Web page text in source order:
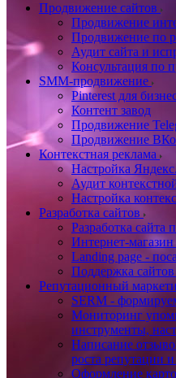
Продвижение сайтов
Продвижение
Продвижение по
Аудит сайта и
Консультация по
SMM-продвижение
Pinterest для
Контент завод
Продвижение
Продвижение
Контекстная реклама
Настройка
Аудит
Настройка
Разработка сайтов
Разработка сайта
Интернет-
Landing page -
Поддержка
Репутационный
SERM -
Мониторинг
инструменты,
Написание
роста репутации
Оформление